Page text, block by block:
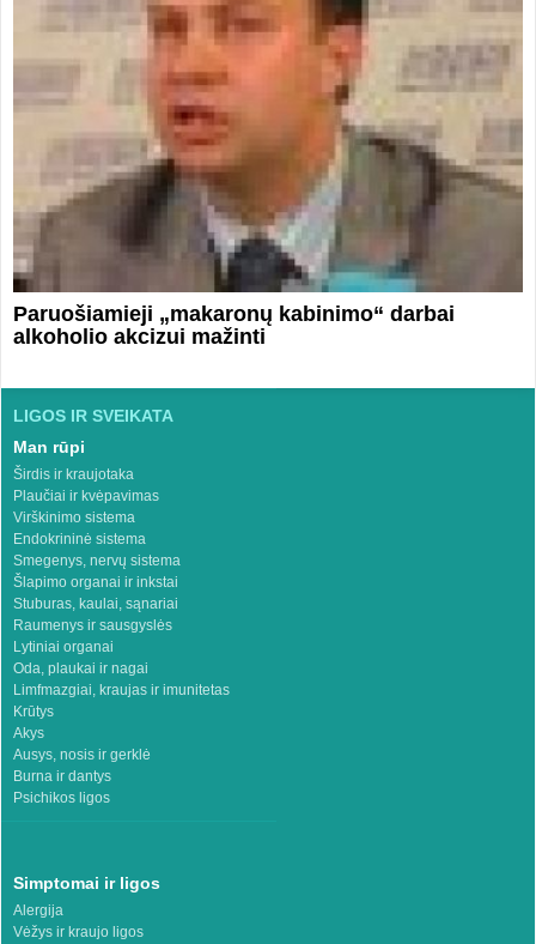
Paruošiamieji „makaronų kabinimo“ darbai
alkoholio akcizui mažinti
LIGOS IR SVEIKATA
Man rūpi
Širdis ir kraujotaka
Plaučiai ir kvėpavimas
Virškinimo sistema
Endokrininė sistema
Smegenys, nervų sistema
Šlapimo organai ir inkstai
Stuburas, kaulai, sąnariai
Raumenys ir sausgyslės
Lytiniai organai
Oda, plaukai ir nagai
Limfmazgiai, kraujas ir imunitetas
Krūtys
Akys
Ausys, nosis ir gerklė
Burna ir dantys
Psichikos ligos
Simptomai ir ligos
Alergija
Vėžys ir kraujo ligos